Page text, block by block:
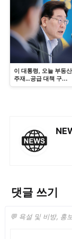
이 대통령, 오늘 부동
주재…공급 대책 구...
댓글 쓰기
💬 욕설 및 비방, 홍